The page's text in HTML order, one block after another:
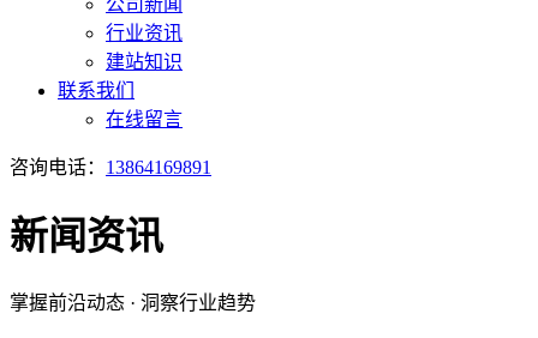
公司新闻
行业资讯
建站知识
联系我们
在线留言
咨询电话： 13864169891
新闻资讯
掌握前沿动态 · 洞察行业趋势